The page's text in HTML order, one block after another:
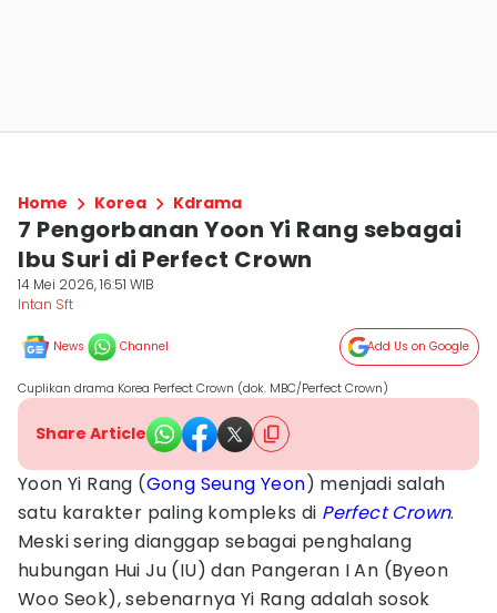
Home Korea Kdrama
7 Pengorbanan Yoon Yi Rang sebagai
Ibu Suri di Perfect Crown
14 Mei 2026, 16:51 WIB
Intan Sft
News Channel Add Us on Google
Cuplikan drama Korea Perfect Crown (dok. MBC/Perfect Crown)
Share Article
Yoon Yi Rang (Gong Seung Yeon) menjadi salah
satu karakter paling kompleks di Perfect Crown.
Meski sering dianggap sebagai penghalang
hubungan Hui Ju (IU) dan Pangeran I An (Byeon
Woo Seok), sebenarnya Yi Rang adalah sosok